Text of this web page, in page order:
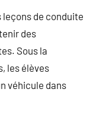
leçons de conduite
des
Sous la
les élèves
véhicule dans